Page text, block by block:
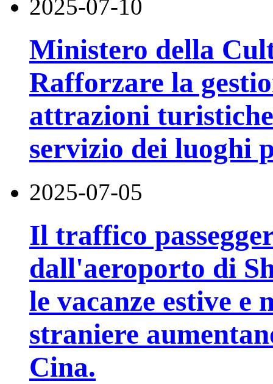
2025-07-10
Ministero della
Rafforzare la
attrazioni
servizio dei luoghi
2025-07-05
Il traffico
dall'aeroporto di
le vacanze estive e
straniere
Cina.